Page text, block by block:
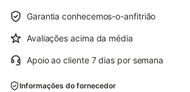
Garantia conhecemos-o-anfitrião
Avaliações acima da média
Apoio ao cliente 7 dias por semana
Informações do fornecedor